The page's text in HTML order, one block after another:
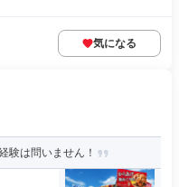
気になる
験は問いません！